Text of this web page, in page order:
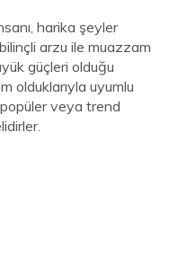
harika şeyler
arzu ile muazzam
güçleri olduğu
olduklarıyla uyumlu
veya trend